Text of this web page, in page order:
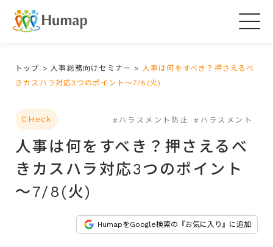
トップ >人事総務向けセミナー > 人事は何をすべき？押さえるべ
きカスハラ対応3つのポイント～7/8(火)
CHeck #ハラスメント防止 #ハラスメント
人事は何をすべき？押さえるべ
きカスハラ対応3つのポイント
～7/8(火)
HumapをGoogle検索の『お気に入り』に追加